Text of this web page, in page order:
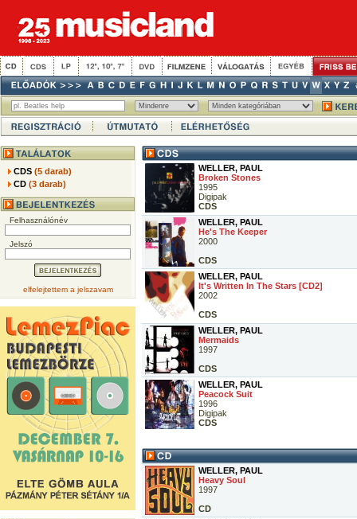
CDS(5 darab)
CD(3 darab)
Felhasználónév
Jelszó
elfelejtettem a jelszavam
WELLER, PAUL
Broken Stones
1995
Digipak
CDS
WELLER, PAUL
He's The Keeper
2000
CDS
WELLER, PAUL
It's Written In The Stars [CD2]
2002
CDS
WELLER, PAUL
Mermaids
1997
CDS
WELLER, PAUL
Peacock Suit
1996
Digipak
CDS
WELLER, PAUL
Heavy Soul
1997
CD